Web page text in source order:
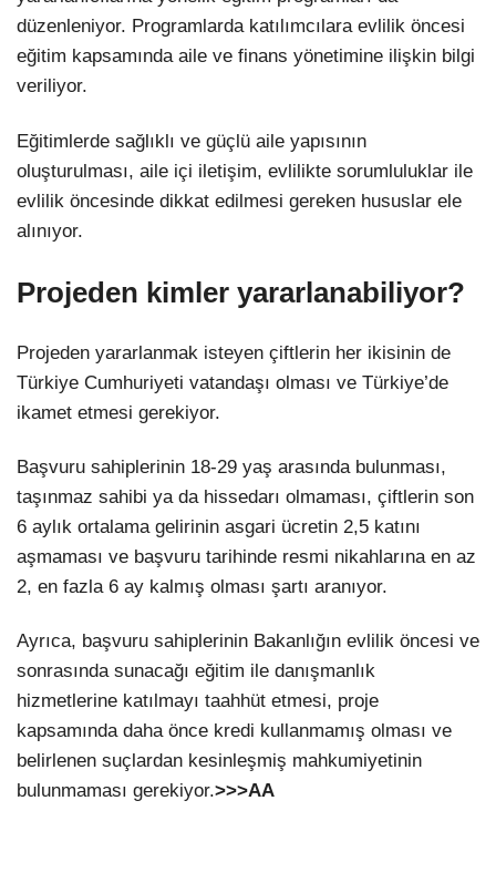
düzenleniyor. Programlarda katılımcılara evlilik öncesi
eğitim kapsamında aile ve finans yönetimine ilişkin bilgi
veriliyor.
Eğitimlerde sağlıklı ve güçlü aile yapısının
oluşturulması, aile içi iletişim, evlilikte sorumluluklar ile
evlilik öncesinde dikkat edilmesi gereken hususlar ele
alınıyor.
Projeden kimler yararlanabiliyor?
Projeden yararlanmak isteyen çiftlerin her ikisinin de
Türkiye Cumhuriyeti vatandaşı olması ve Türkiye’de
ikamet etmesi gerekiyor.
Başvuru sahiplerinin 18-29 yaş arasında bulunması,
taşınmaz sahibi ya da hissedarı olmaması, çiftlerin son
6 aylık ortalama gelirinin asgari ücretin 2,5 katını
aşmaması ve başvuru tarihinde resmi nikahlarına en az
2, en fazla 6 ay kalmış olması şartı aranıyor.
Ayrıca, başvuru sahiplerinin Bakanlığın evlilik öncesi ve
sonrasında sunacağı eğitim ile danışmanlık
hizmetlerine katılmayı taahhüt etmesi, proje
kapsamında daha önce kredi kullanmamış olması ve
belirlenen suçlardan kesinleşmiş mahkumiyetinin
bulunmaması gerekiyor.>>>AA